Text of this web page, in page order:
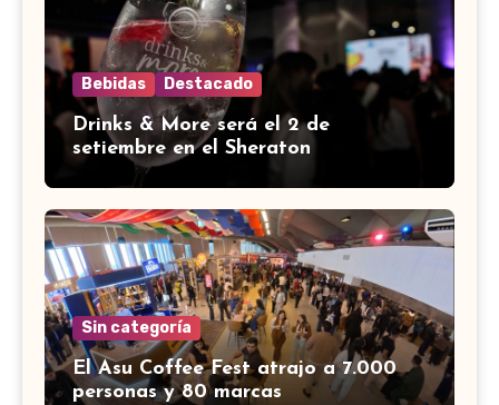
Bebidas Destacado
Drinks & More será el 2 de
setiembre en el Sheraton
Sin categoría
El Asu Coffee Fest atrajo a 7.000
personas y 80 marcas